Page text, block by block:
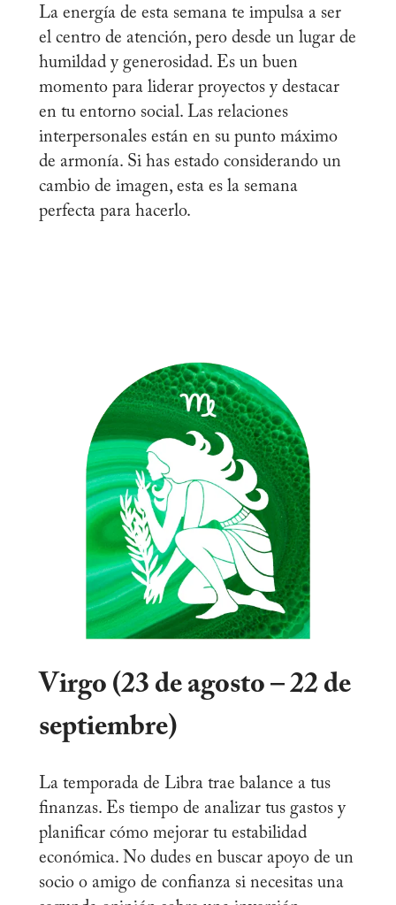
La energía de esta semana te impulsa a ser
el centro de atención, pero desde un lugar de
humildad y generosidad. Es un buen
momento para liderar proyectos y destacar
en tu entorno social. Las relaciones
interpersonales están en su punto máximo
de armonía. Si has estado considerando un
cambio de imagen, esta es la semana
perfecta para hacerlo.
Virgo (23 de agosto – 22 de
septiembre)
La temporada de Libra trae balance a tus
finanzas. Es tiempo de analizar tus gastos y
planificar cómo mejorar tu estabilidad
económica. No dudes en buscar apoyo de un
socio o amigo de confianza si necesitas una